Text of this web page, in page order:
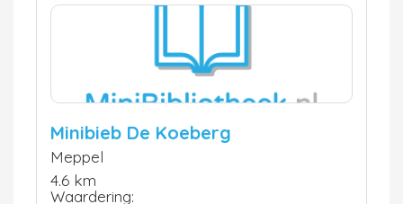
Minibieb De Koeberg
Meppel
4.6 km
Waardering: